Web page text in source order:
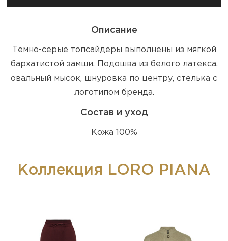
Описание
Темно-серые топсайдеры выполнены из мягкой
бархатистой замши. Подошва из белого латекса,
овальный мысок, шнуровка по центру, стелька с
логотипом бренда.
Состав и уход
Кожа 100%
Коллекция LORO PIANA